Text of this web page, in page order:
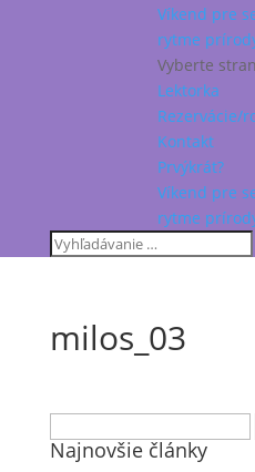
Víkend pre
rytme
Vyberte
Lektorka
Rezervácie/
Kontakt
Prvýkrát?
Víkend pre
rytme
milos_03
Najnovšie články